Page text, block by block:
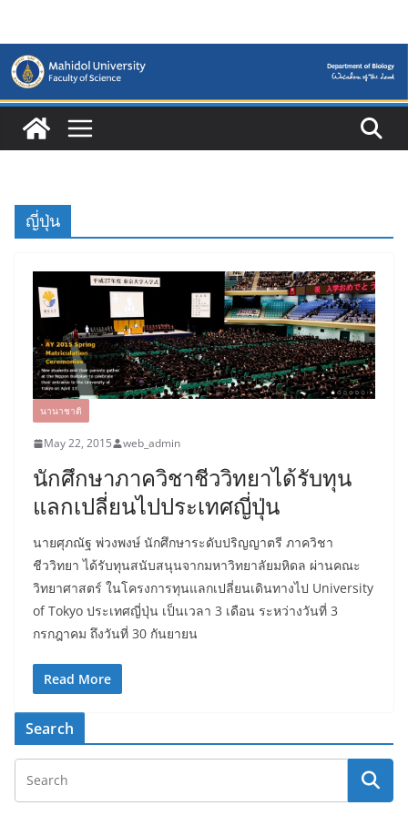
content
ญี่ปุ่น
นานาชาติ
May 22, 2015 web_admin
นักศึกษาภาควิชาชีววิทยาได้รับทุน
แลกเปลี่ยนไปประเทศญี่ปุ่น
นายศุภณัฐ พ่วงพงษ์ นักศึกษาระดับปริญญาตรี ภาควิชา
ชีววิทยา ได้รับทุนสนับสนุนจากมหาวิทยาลัยมหิดล ผ่านคณะ
วิทยาศาสตร์ ในโครงการทุนแลกเปลี่ยนเดินทางไป University
of Tokyo ประเทศญี่ปุ่น เป็นเวลา 3 เดือน ระหว่างวันที่ 3
กรกฎาคม ถึงวันที่ 30 กันยายน
Read More
Search